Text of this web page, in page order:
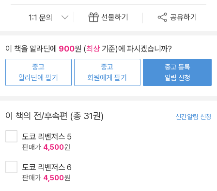
선물하기 공유하기
이 책을 알라딘에 900원 (최상기준)에 파시겠습니까?
중고
알라딘에 팔기
중고
회원에게 팔기
중고 등록
알림 신청
이 책의 전/후속편 (총 31권) 신간알림 신청
도쿄 리벤저스 5
판매가 4,500원
도쿄 리벤저스 6
판매가 4,500원